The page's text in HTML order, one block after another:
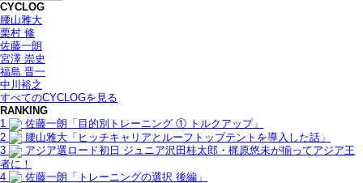
CYCLOG
腰山雅大
栗村 修
佐藤一朗
宮澤 崇史
福島 晋一
中川裕之
すべてのCYCLOGを見る
RANKING
1
佐藤一朗「目的別トレーニング ① トルクアップ」
2
腰山雅大「ヒッチキャリアとルーフトップテントを導入した話」
3
アジア選ロード初日 ジュニア沢田桂太郎・梶原悠未が揃ってアジア王
者に！
4
佐藤一朗「トレーニングの選択 後編」